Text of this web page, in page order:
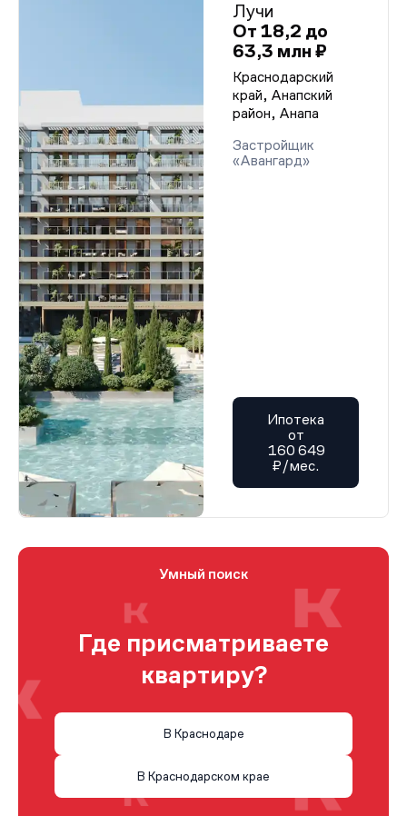
Лучи
От 18,2 до
63,3 млн ₽
Краснодарский
край, Анапский
район, Анапа
Застройщик
«Авангард»
Ипотека
от
160 649
₽/мес.
Умный поиск
Где присматриваете
квартиру?
В Краснодаре
В Краснодарском крае